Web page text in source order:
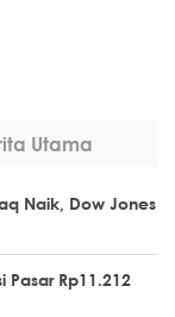
Utama
Naik, Dow Jones
Pasar Rp11.212